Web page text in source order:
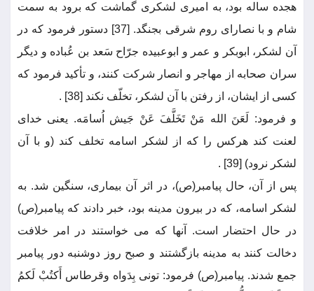
هجده ساله بود، به امیری لشکری گماشت که برود به سمت
شام و با نصارای روم شرقی بجنگد. [37] دستور فرمود که در
آن لشکر، ابوبکر و عمر و ابوعبیده جرّاح سَعد بن عُباده و دیگر
سران صحابه از مهاجر و انصار شرکت کنند، و تأکید فرمود که
کسی از ایشان، از رفتن با آن لشکر، تخلّف نکند [38] .
و فرمود: لَعَنَ الله مَنْ تَخَلَّفَ عَنْ جَیش اُسامَه. یعنی خدای
لعنت کند هرکس را که از لشکر اسامه تخلف کند (و با آن
لشکر نرود) [39] .
پس از آن، حال پیامبر(ص)، در اثر آن بیماری، سنگین شد. به
لشکر اسامه، که در بیرون مدینه بود، خبر دادند که پیامبر(ص)
در حال احتضار است. آنها که می خواستند در امر خلافت
دخالت کنند به مدینه بازگشتند و صبح روز دوشنبه دور پیامبر
جمع شدند. پیامبر(ص) فرمود: تونی بِدَواه وقرطاس أَکتُبْ لَکمُ